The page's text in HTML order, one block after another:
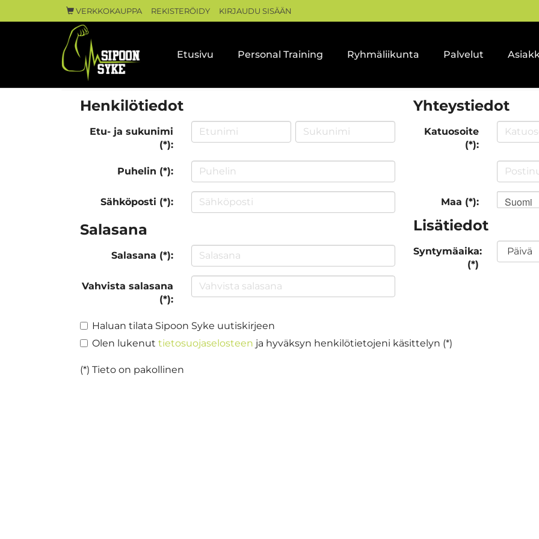
VERKKOKAUPPA REKISTERÖIDY KIRJAUDU SISÄÄN
Etusivu Personal Training Ryhmäliikunta Palvelut
Henkilötiedot
Etu- ja sukunimi
(*):
Puhelin (*):
Sähköposti (*):
Salasana
Salasana (*):
Vahvista salasana
(*):
Yhteystiedot
Katuosoite
(*):
Maa (*): Suomi
Lisätiedot
Syntymäaika:
(*)
Haluan tilata Sipoon Syke uutiskirjeen
Olen lukenut tietosuojaselosteen ja hyväksyn henkilötietojeni käsittelyn (*)
(*) Tieto on pakollinen